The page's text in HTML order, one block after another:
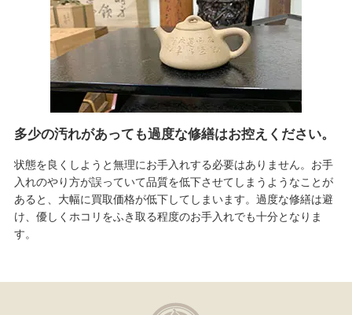
多少の汚れがあっても過度な修繕はお控えください。
状態を良くしようと無理にお手入れする必要はありません。お手
入れのやり方が誤っていて品質を低下させてしまうようなことが
あると、大幅に買取価格が低下してしまいます。過度な修繕は避
け、優しくホコリをふき取る程度のお手入れでも十分となりま
す。